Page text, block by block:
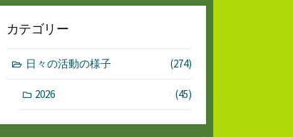
カテゴリー
日々の活動の様子 (274)
2026 (45)